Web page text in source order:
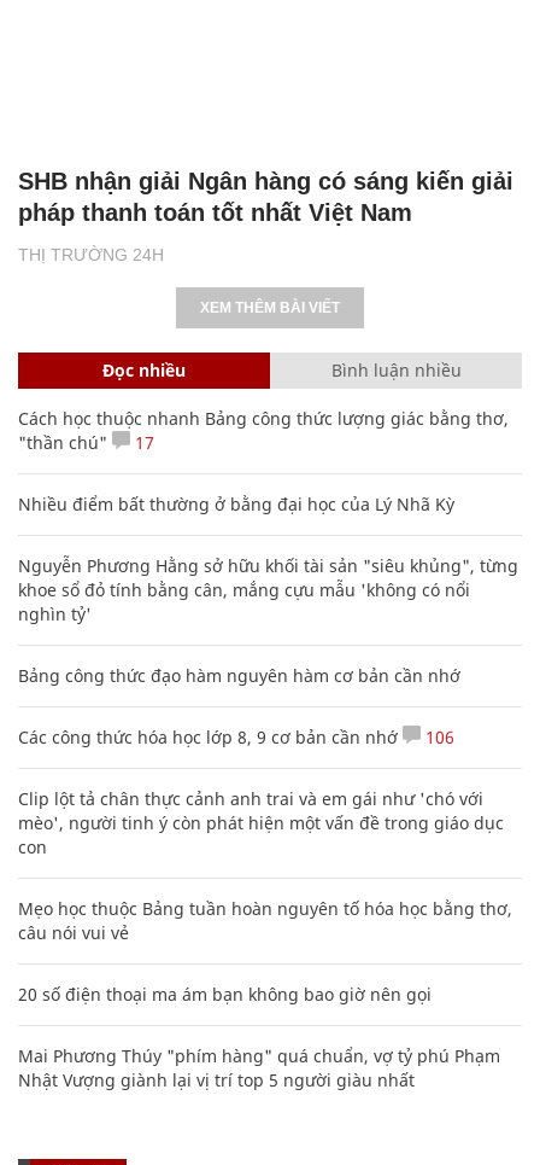
THỊ TRƯỜNG 24H
SHB nhận giải Ngân hàng có sáng kiến giải
pháp thanh toán tốt nhất Việt Nam
XEM THÊM BÀI VIẾT
Đọc nhiều Bình luận nhiều
Cách học thuộc nhanh Bảng công thức lượng giác bằng thơ,
"thần chú"
17
Nhiều điểm bất thường ở bằng đại học của Lý Nhã Kỳ
Nguyễn Phương Hằng sở hữu khối tài sản "siêu khủng", từng
khoe sổ đỏ tính bằng cân, mắng cựu mẫu 'không có nổi
nghìn tỷ'
Bảng công thức đạo hàm nguyên hàm cơ bản cần nhớ
Các công thức hóa học lớp 8, 9 cơ bản cần nhớ 106
Clip lột tả chân thực cảnh anh trai và em gái như 'chó với
mèo', người tinh ý còn phát hiện một vấn đề trong giáo dục
con
Mẹo học thuộc Bảng tuần hoàn nguyên tố hóa học bằng thơ,
câu nói vui vẻ
20 số điện thoại ma ám bạn không bao giờ nên gọi
Mai Phương Thúy "phím hàng" quá chuẩn, vợ tỷ phú Phạm
Nhật Vượng giành lại vị trí top 5 người giàu nhất